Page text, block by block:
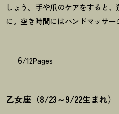
しょう。手や爪のケアをすると
に。空き時間にはハンドマッサー
6/12Pages
乙女座（8/23～9/22生まれ）